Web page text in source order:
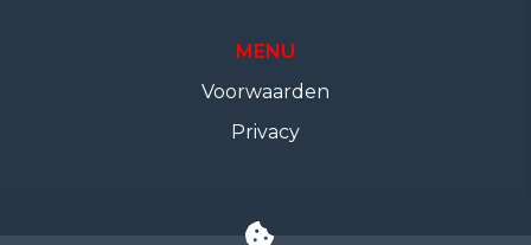
MENU
Voorwaarden
Privacy